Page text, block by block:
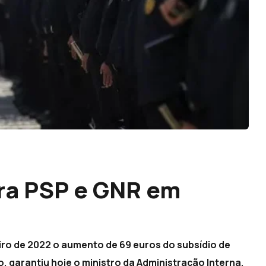
PSP e GNR em
de 2022 o aumento de 69 euros do subsídio de
garantiu hoje o ministro da Administração Interna.